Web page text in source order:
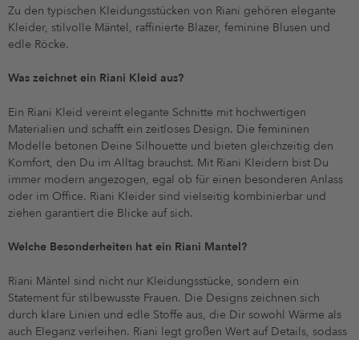
Zu den typischen Kleidungsstücken von Riani gehören elegante
Kleider, stilvolle Mäntel, raffinierte Blazer, feminine Blusen und
edle Röcke.
Was zeichnet ein Riani Kleid aus?
Ein Riani Kleid vereint elegante Schnitte mit hochwertigen
Materialien und schafft ein zeitloses Design. Die femininen
Modelle betonen Deine Silhouette und bieten gleichzeitig den
Komfort, den Du im Alltag brauchst. Mit Riani Kleidern bist Du
immer modern angezogen, egal ob für einen besonderen Anlass
oder im Office. Riani Kleider sind vielseitig kombinierbar und
ziehen garantiert die Blicke auf sich.
Welche Besonderheiten hat ein Riani Mantel?
Riani Mäntel sind nicht nur Kleidungsstücke, sondern ein
Statement für stilbewusste Frauen. Die Designs zeichnen sich
durch klare Linien und edle Stoffe aus, die Dir sowohl Wärme als
auch Eleganz verleihen. Riani legt großen Wert auf Details, sodass